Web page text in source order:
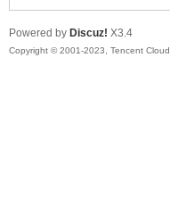
Powered by Discuz! X3.4
Copyright © 2001-2023, Tencent Cloud.